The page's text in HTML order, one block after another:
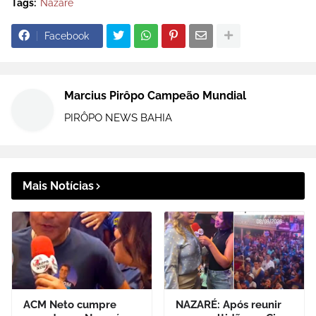
Tags: Nazaré
Facebook
Marcius Pirôpo Campeão Mundial
PIRÔPO NEWS BAHIA
Mais Notícias
ACM Neto cumpre
NAZARÉ: Após reunir